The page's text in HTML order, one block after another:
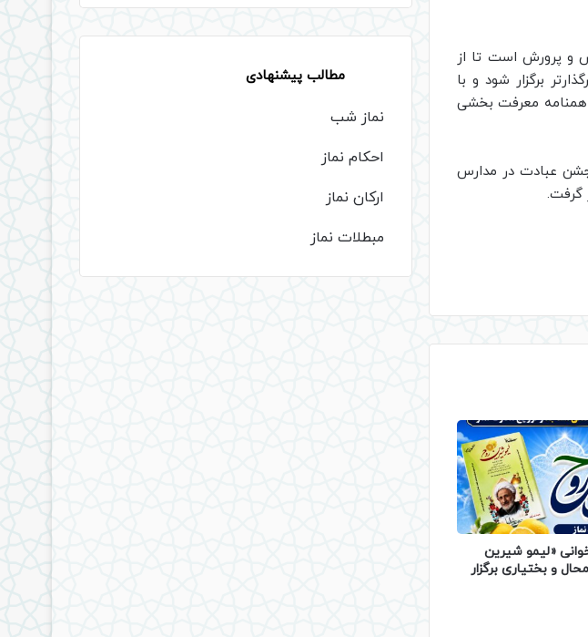
و پرورش است تا از
برگزار شود و با
معرفت بخشی
عبادت در مدارس
گرفت.
«لیمو شیرین
و بختیاری برگزار
مطالب پیشنهادی
نماز شب
احکام نماز
ارکان نماز
مبطلات نماز